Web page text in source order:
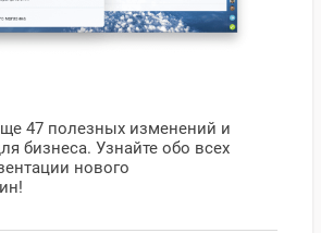
47 полезных изменений и
бизнеса. Узнайте обо всех
нового